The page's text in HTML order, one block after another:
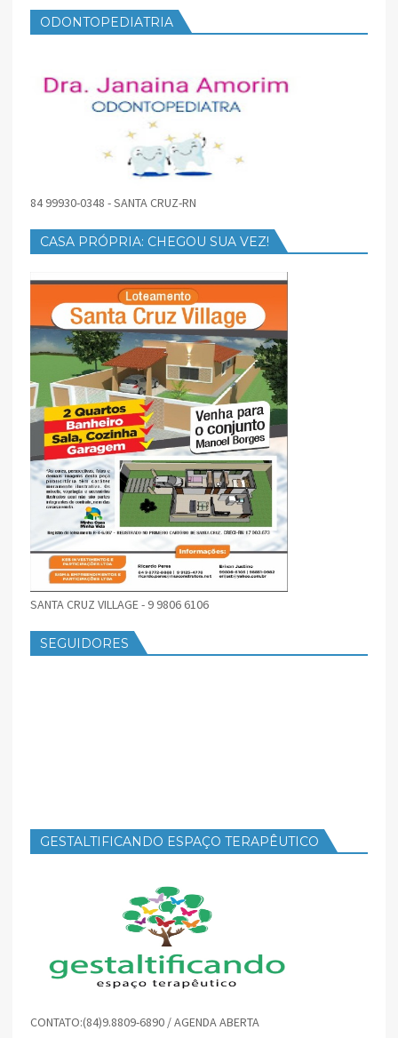
ODONTOPEDIATRIA
84 99930-0348 - SANTA CRUZ-RN
CASA PRÓPRIA: CHEGOU SUA VEZ!
SANTA CRUZ VILLAGE - 9 9806 6106
SEGUIDORES
GESTALTIFICANDO ESPAÇO TERAPÊUTICO
CONTATO:(84)9.8809-6890 / AGENDA ABERTA